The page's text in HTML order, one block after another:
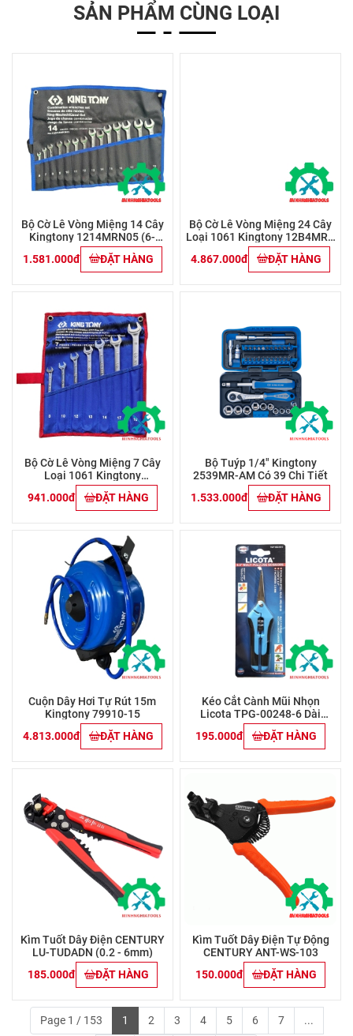
SẢN PHẨM CÙNG LOẠI
Bộ Cờ Lê Vòng Miệng 14 Cây
Kingtony 1214MRN05 (6-
19mm)
1.581.000đ ĐẶT HÀNG
Bộ Cờ Lê Vòng Miệng 24 Cây
Loại 1061 Kingtony 12B4MRN
( 6-32mm)
4.867.000đ ĐẶT HÀNG
Bộ Cờ Lê Vòng Miệng 7 Cây
Loại 1061 Kingtony
12C7MRN01 (8-19mm)
941.000đ ĐẶT HÀNG
Bộ Tuýp 1/4" Kingtony
2539MR-AM Có 39 Chi Tiết
1.533.000đ
ĐẶT HÀNG
Cuộn Dây Hơi Tự Rút 15m
Kingtony 79910-15
4.813.000đ
ĐẶT HÀNG
Kéo Cắt Cành Mũi Nhọn
Licota TPG-00248-6 Dài
165mm
195.000đ ĐẶT HÀNG
Kìm Tuốt Dây Điện CENTURY
LU-TUDADN (0.2 - 6mm)
185.000đ
ĐẶT HÀNG
Kìm Tuốt Dây Điện Tự Động
CENTURY ANT-WS-103
150.000đ
ĐẶT HÀNG
Page 1 / 153 1 2 3 4 5 6 7 ...